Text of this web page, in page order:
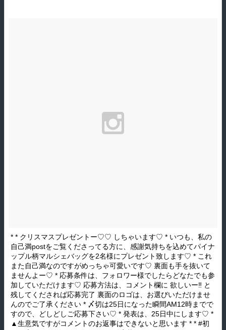
* * クリスマスプレゼントー♡♡ しちゃいます♡ * いつも、私の
自己満postをご覧くださってる方に、感謝気持ちを込めてパイナ
ップル柄マルシェバッグを2名様にプレゼント致します♡ * これ
また自己満なのですがめっちゃ可愛いです♡ 裏面も手を抜いて
ませんよー♡ * 応募条件は、フォロワー様でしたらどなたでも参
加していただけます♡ 応募方法は、コメント欄に 欲しいー‼︎ と
残してくだされば応募完了 裏面のロゴは、お選びいただけませ
んのでご了承ください * 〆切は25日になった瞬間AM12時までで
すので、どしどしご応募下さい♡ * 発表は、25日中にします♡ *
▲生意気ですがコメントのお返事はできないと思います * * #初